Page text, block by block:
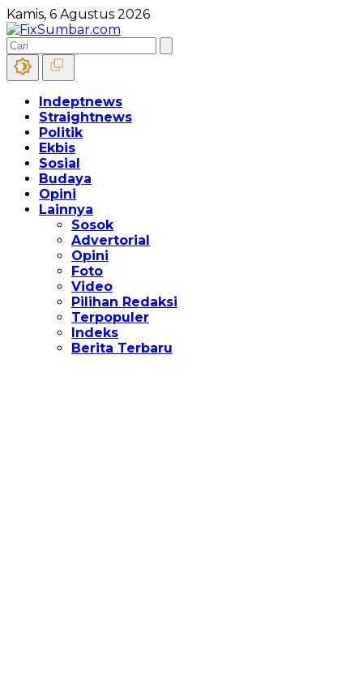
Kamis, 6 Agustus 2026
Indeptnews
Straightnews
Politik
Ekbis
Sosial
Budaya
Opini
Lainnya
Sosok
Advertorial
Opini
Foto
Video
Pilihan Redaksi
Terpopuler
Indeks
Berita Terbaru